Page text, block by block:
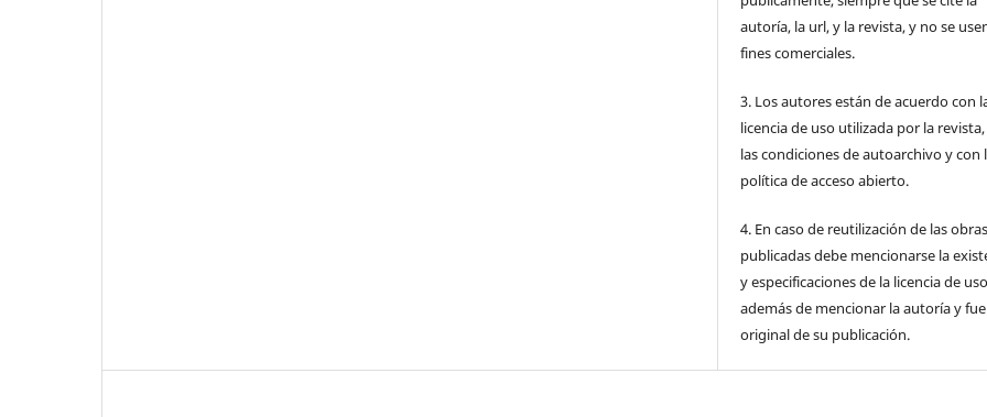
autoría, la url, y la revista, y no se
fines comerciales.
3. Los autores están de acuerdo con
licencia de uso utilizada por la
las condiciones de autoarchivo y con
política de acceso abierto.
4. En caso de reutilización de las
publicadas debe mencionarse la
y especificaciones de la licencia de
además de mencionar la autoría y
original de su publicación.